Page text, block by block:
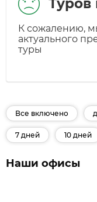
Туров
К сожалению,
актуального
туры
Все включено
7 дней 10 дней
Наши офисы